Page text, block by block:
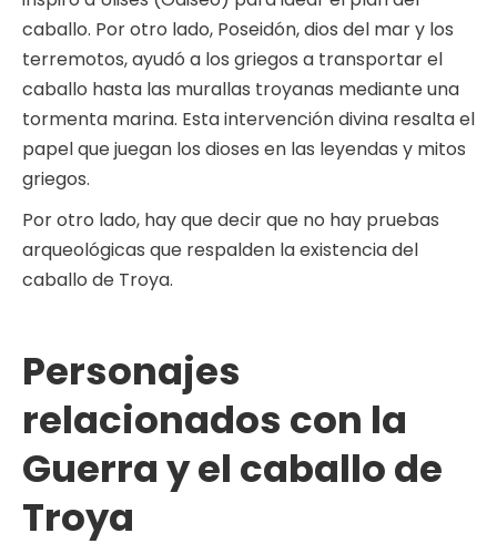
caballo. Por otro lado, Poseidón, dios del mar y los
terremotos, ayudó a los griegos a transportar el
caballo hasta las murallas troyanas mediante una
tormenta marina. Esta intervención divina resalta el
papel que juegan los dioses en las leyendas y mitos
griegos.
Por otro lado, hay que decir que no hay pruebas
arqueológicas que respalden la existencia del
caballo de Troya.
Personajes
relacionados con la
Guerra y el caballo de
Troya